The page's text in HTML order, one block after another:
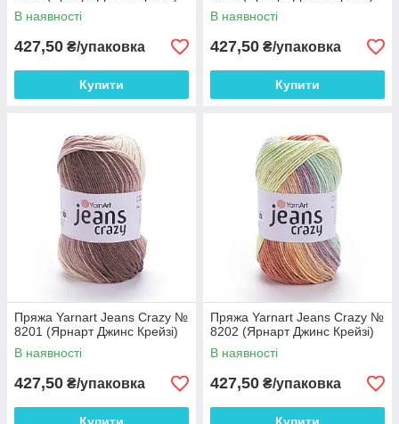
В наявності
427,50 ₴/упаковка
Купити
В наявності
427,50 ₴/упаковка
Купити
Пряжа Yarnart Jeans Crazy №
8201 (Ярнарт Джинс Крейзі)
В наявності
427,50 ₴/упаковка
Пряжа Yarnart Jeans Crazy №
8202 (Ярнарт Джинс Крейзі)
В наявності
427,50 ₴/упаковка